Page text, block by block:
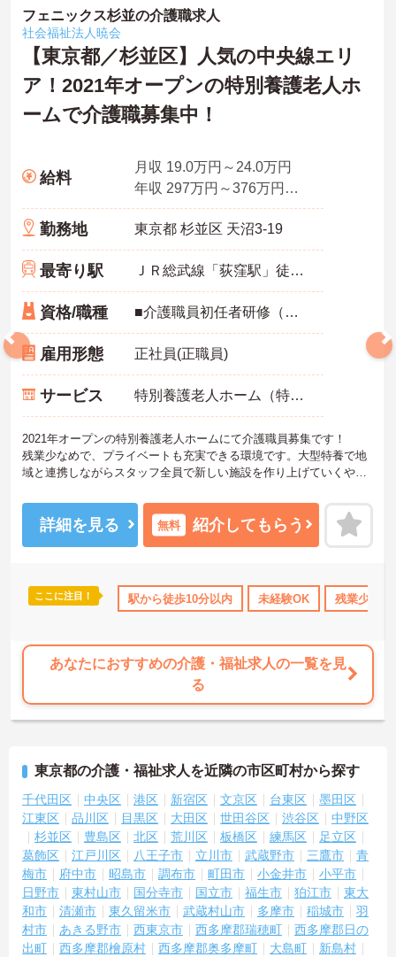
交通費支給
フェニックス杉並の介護職求人
社会福祉法人暁会
【東京都／杉並区】人気の中央線エリ
ア！2021年オープンの特別養護老人ホ
ームで介護職募集中！
給料
月収 19.0万円～24.0万円
年収 297万円～376万円程度
勤務地 東京都 杉並区 天沼3-19
最寄り駅 ＪＲ総武線「荻窪駅」徒歩10分
資格/職種 ■介護職員初任者研修（ホームヘルパー2級）、実務者研修（ホームヘルパー1級）、介護福祉士いずれかの資格お持ちの方 ※未経験者応相談
雇用形態 正社員(正職員)
サービス 特別養護老人ホーム（特養）
2021年オープンの特別養護老人ホームにて介護職員募集です！
残業少なめで、プライベートも充実できる環境です。大型特養で地
域と連携しながらスタッフ全員で新しい施設を作り上げていくやり
ご興味ある方には、面接のポイントなど、さらに詳細をお話致しま
すのでお気軽にご相談ください。
詳細を見る 無料 紹介してもらう
ここに注目！ 駅から徒歩10分以内 未経験OK 残業少なめ
あなたにおすすめの介護・福祉求人の一覧を見
る
東京都の介護・福祉求人を近隣の市区町村から探す
千代田区 中央区 港区 新宿区 文京区 台東区
墨田区
江東区
品川区 目黒区 大田区 世田谷区 渋谷区
中野区
杉並区
豊島区 北区 荒川区 板橋区 練馬区
足立区
葛飾区
江戸川区 八王子市 立川市 武蔵野市 三鷹市
青
梅市
府中市 昭島市 調布市 町田市 小金井市
小平市
日野市
東村山市 国分寺市 国立市 福生市 狛江市
東大
和市
清瀬市 東久留米市 武蔵村山市 多摩市 稲城市
羽
村市
あきる野市 西東京市 西多摩郡瑞穂町
西多摩郡日の
出町
西多摩郡檜原村 西多摩郡奥多摩町 大島町 新島村